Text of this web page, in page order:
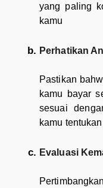
yang paling
kamu
Perhatikan
Pastikan
kamu bayar
sesuai
kamu
Evaluasi